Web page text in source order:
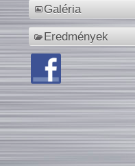
Galéria
Eredmények